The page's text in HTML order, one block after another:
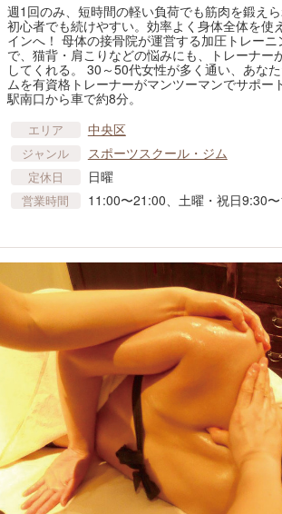
週1回のみ、短時間の軽い負荷でも筋肉を鍛え
初心者でも続けやすい。効率よく身体全体を使
インへ！ 母体の接骨院が運営する加圧トレー
で、猫背・肩こりなどの悩みにも、トレーナー
してくれる。 30～50代女性が多く通い、あな
ムを有資格トレーナーがマンツーマンでサポー
駅南口から車で約8分。
エリア 中央区
ジャンル スポーツスクール・ジム
定休日 日曜
営業時間 11:00〜21:00、土曜・祝日9:30